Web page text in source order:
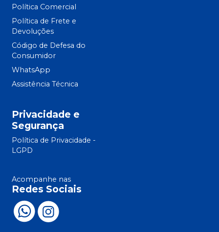
Política Comercial
Política de Frete e
Devoluções
Código de Defesa do
Consumidor
WhatsApp
Assistência Técnica
Privacidade e
Segurança
Política de Privacidade -
LGPD
Acompanhe nas
Redes Sociais